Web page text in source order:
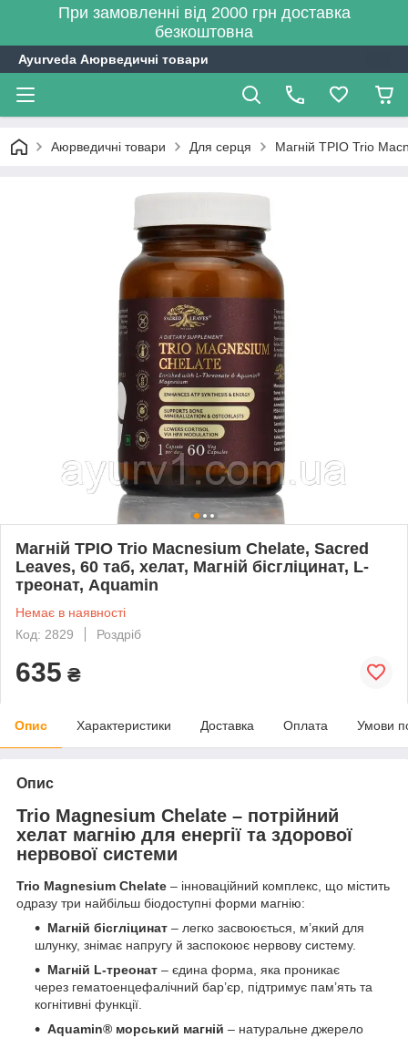
При замовленні від 2000 грн доставка
безкоштовна
Ayurveda Аюрведичні товари
Аюрведичні товари Для серця Магній ТРІО Trio
Магній ТРІО Trio Macnesium Chelate, Sacred
Leaves, 60 таб, хелат, Магній бісгліцинат, L-
треонат, Aquamin
Немає в наявності
Код: 2829
Роздріб
635 ₴
Опис Характеристики Доставка Оплата Умови
Опис
Trio Magnesium Chelate – потрійний
хелат магнію для енергії та здорової
нервової системи
Trio Magnesium Chelate – інноваційний комплекс, що містить
одразу три найбільш біодоступні форми магнію:
Магній бісгліцинат – легко засвоюється, м’який для
шлунку, знімає напругу й заспокоює нервову систему.
Магній L-треонат – єдина форма, яка проникає
через гематоенцефалічний бар’єр, підтримує пам’ять та
когнітивні функції.
Aquamin® морський магній – натуральне джерело